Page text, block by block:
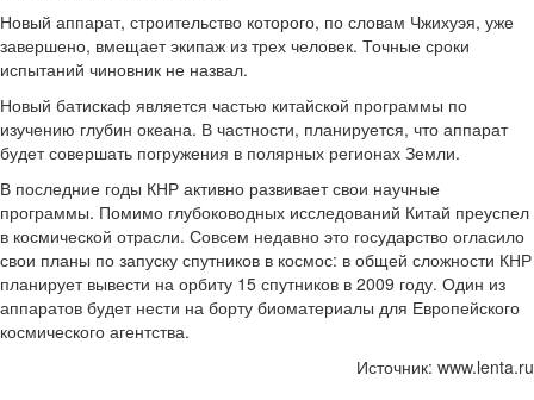
Новый аппарат, строительство которого, по словам Чжихуэя, уже
завершено, вмещает экипаж из трех человек. Точные сроки
испытаний чиновник не назвал.
Новый батискаф является частью китайской программы по
изучению глубин океана. В частности, планируется, что аппарат
будет совершать погружения в полярных регионах Земли.
В последние годы КНР активно развивает свои научные
программы. Помимо глубоководных исследований Китай преуспел
в космической отрасли. Совсем недавно это государство огласило
свои планы по запуску спутников в космос: в общей сложности КНР
планирует вывести на орбиту 15 спутников в 2009 году. Один из
аппаратов будет нести на борту биоматериалы для Европейского
космического агентства.
Источник: www.lenta.ru